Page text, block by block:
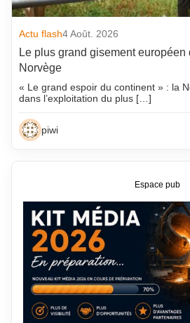
Actu flash4 Août. 2026
Le plus grand gisement européen
Norvège
« Le grand espoir du continent » : la
dans l’exploitation du plus […]
piwi
Espace pub